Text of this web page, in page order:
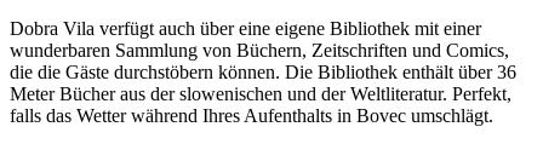
Dobra Vila verfügt auch über eine eigene Bibliothek mit einer
wunderbaren Sammlung von Büchern, Zeitschriften und Comics,
die die Gäste durchstöbern können. Die Bibliothek enthält über 36
Meter Bücher aus der slowenischen und der Weltliteratur. Perfekt,
falls das Wetter während Ihres Aufenthalts in Bovec umschlägt.